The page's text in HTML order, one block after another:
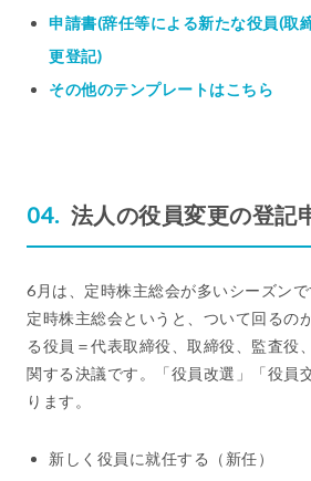
申請書(辞任等による新たな役員(取
更登記)
その他のテンプレートはこちら
法人の役員変更の登記
6月は、定時株主総会が多いシーズンで
定時株主総会というと、ついて回るの
る役員＝代表取締役、取締役、監査役
関する決議です。「役員改選」「役員
ります。
新しく役員に就任する（新任）